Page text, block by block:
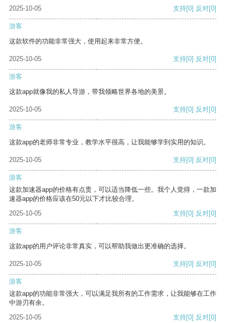
2025-10-05 支持[0] 反对[0]
游客
这款软件的功能非常强大，使用起来非常方便。
2025-10-05 支持[0] 反对[0]
游客
这款app就像我的私人导游，带我领略世界各地的美景。
2025-10-05 支持[0] 反对[0]
游客
这款app的老师非常专业，教学水平很高，让我能够学到实用的知识。
2025-10-05 支持[0] 反对[0]
游客
这款加速器app的价格有点贵，可以适当降低一些。我个人觉得，一款加
速器app的价格应该在50元以下才比较合理。
2025-10-05
支持[0] 反对[0]
游客
这款app的用户评论非常真实，可以帮助我做出更准确的选择。
2025-10-05 支持[0] 反对[0]
游客
这款app的功能非常强大，可以满足我所有的工作需求，让我能够在工作
中游刃有余。
2025-10-05
支持[0] 反对[0]